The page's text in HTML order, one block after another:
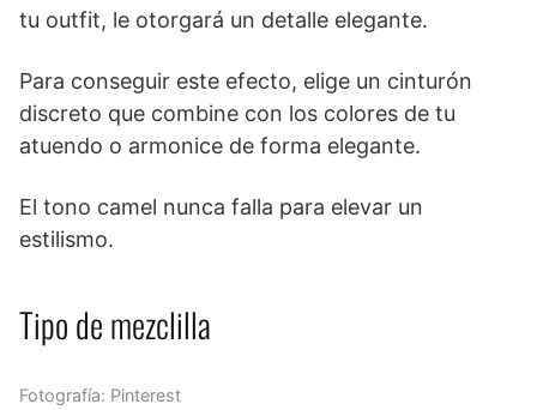
tu outfit, le otorgará un detalle elegante.
Para conseguir este efecto, elige un cinturón
discreto que combine con los colores de tu
atuendo o armonice de forma elegante.
El tono camel nunca falla para elevar un
estilismo.
Tipo de mezclilla
Fotografía: Pinterest